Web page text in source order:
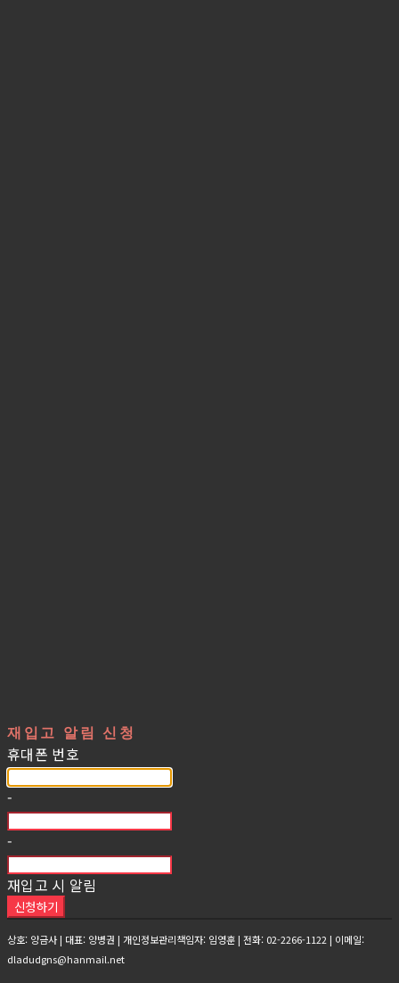
재입고 알림 신청
휴대폰 번호
-
-
재입고 시 알림
신청하기
상호: 양금사 | 대표: 양병권 | 개인정보관리책임자: 임영훈 | 전화: 02-2266-1122 | 이메일:
dladudgns@hanmail.net